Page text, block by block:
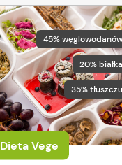
45% węglowodanów
20% białka
35% tłuszczu
Dieta Vege